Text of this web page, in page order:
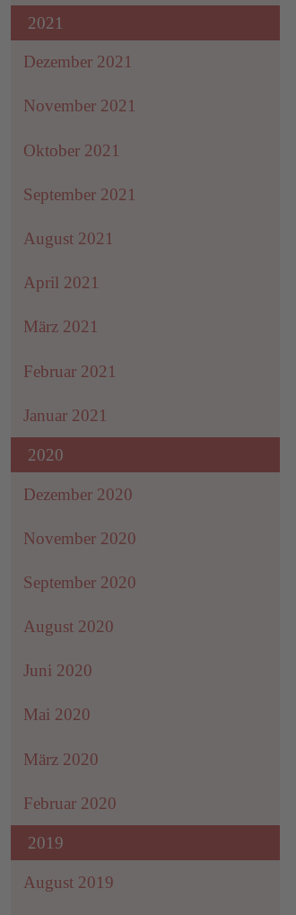
2021
Dezember 2021
November 2021
Oktober 2021
September 2021
August 2021
April 2021
März 2021
Februar 2021
Januar 2021
2020
Dezember 2020
November 2020
September 2020
August 2020
Juni 2020
Mai 2020
März 2020
Februar 2020
2019
August 2019